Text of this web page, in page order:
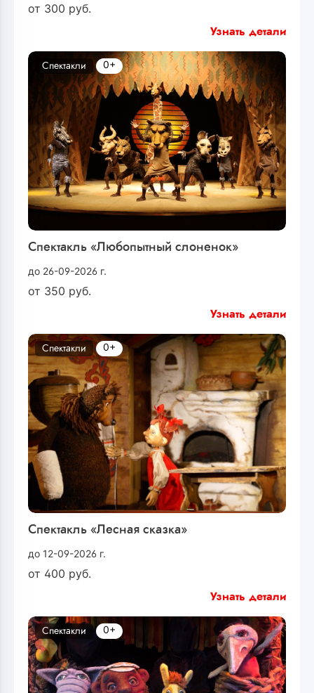
от 300 руб.
Узнать детали
Спектакль «Любопытный слоненок»
до 26-09-2026 г.
от 350 руб.
Спектакли 0+
Узнать детали
Спектакль «Лесная сказка»
до 12-09-2026 г.
от 400 руб.
Спектакли 0+
Узнать детали
Спектакли 0+